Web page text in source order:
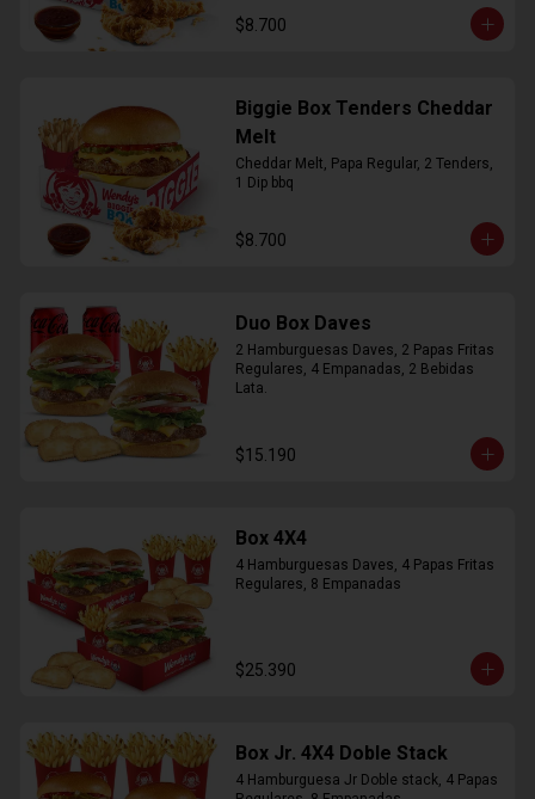
$8.700
Biggie Box Tenders Cheddar
Melt
Cheddar Melt, Papa Regular, 2 Tenders,
1 Dip bbq
$8.700
Duo Box Daves
2 Hamburguesas Daves, 2 Papas Fritas
Regulares, 4 Empanadas, 2 Bebidas
Lata.
$15.190
Box 4X4
4 Hamburguesas Daves, 4 Papas Fritas
Regulares, 8 Empanadas
$25.390
Box Jr. 4X4 Doble Stack
4 Hamburguesa Jr Doble stack, 4 Papas